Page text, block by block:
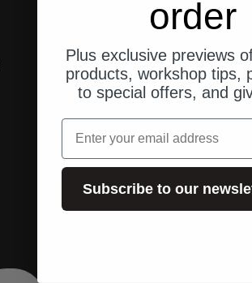
order
Plus exclusive previews
products, workshop tips,
to special offers, and
Email
Subscribe to our